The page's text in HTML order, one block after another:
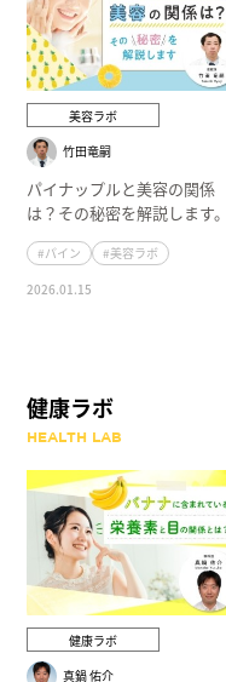
美容ラボ
竹田竜嗣
パイナップルと美容の関係
は？その秘密を解説します。
#パイン
#美容ラボ
2026.01.15
健康ラボ
HEALTH LAB
健康ラボ
真鍋 佑介